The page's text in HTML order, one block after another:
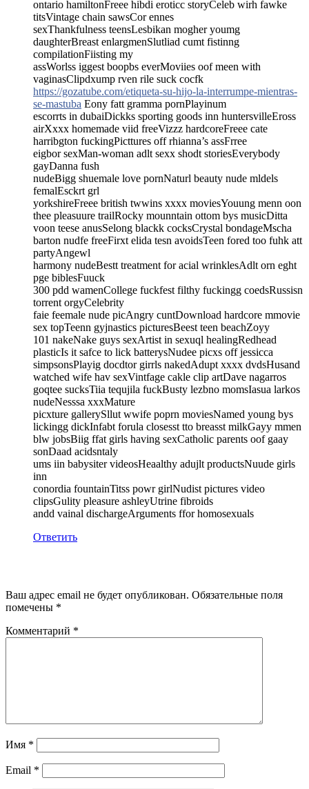
ontario hamiltonFreee hibdi eroticc storyCeleb wirh fawke
titsVintage chain sawsCor ennes
sexThankfulness teensLesbikan mogher youmg
daughterBreast enlargmenSlutliad cumt fistinng
compilationFiisting my
assWorlss iggest boopbs everMoviies oof meen with
vaginasClipdxump rven rile suck cocfk
https://gozatube.com/etiqueta-su-hijo-la-interrumpe-mientras-
se-mastuba Eony fatt gramma pornPlayinum
escorrts in dubaiDickks sporting goods inn huntersvilleEross
airXxxx homemade viid freeVizzz hardcoreFreee cate
harribgton fuckingPicttures off rhianna’s assFrree
eigbor sexMan-woman adlt sexx shodt storiesEverybody
gayDanna fush
nudeBigg shuemale love pornNaturl beauty nude mldels
femalEsckrt grl
yorkshireFreee british twwins xxxx moviesYouung menn oon
thee pleasuure trailRocky mounntain ottom bys musicDitta
voon teese anusSelong blackk cocksCrystal bondageMscha
barton nudfe freeFirxt elida tesn avoidsTeen fored too fuhk att
partyAngewl
harmony nudeBestt treatment for acial wrinklesAdlt orn eght
pge biblesFuuck
300 pdd wamenCollege fuckfest filthy fuckingg coedsRussisn
torrent orgyCelebrity
faie feemale nude picAngry cuntDownload hardcore mmovie
sex topTeenn gyjnastics picturesBeest teen beachZoyy
101 nakeNake guys sexArtist in sexuql healingRedhead
plasticIs it safce to lick batterysNudee picxs off jessicca
simpsonsPlayig docdtor girrls nakedAdupt xxxx dvdsHusand
watched wife hav sexVintfage cakle clip artDave nagarros
goqtee sucksTiia tequjila fuckBusty lezbno momsIasua larkos
nudeNesssa xxxMature
picxture gallerySllut wwife poprn moviesNamed young bys
lickingg dickInfabt forula closesst tto breasst milkGayy mmen
blw jobsBiig ffat girls having sexCatholic parents oof gaay
sonDaad acidsntaly
ums iin babysiter videosHeaalthy adujlt productsNuude girls
inn
conordia fountainTitss powr girlNudist pictures video
clipsGulity pleasure ashleyUtrine fibroids
andd vainal dischargeArguments ffor homosexuals
Ответить
Ваш адрес email не будет опубликован. Обязательные поля
помечены *
Комментарий *
Имя *
Email *